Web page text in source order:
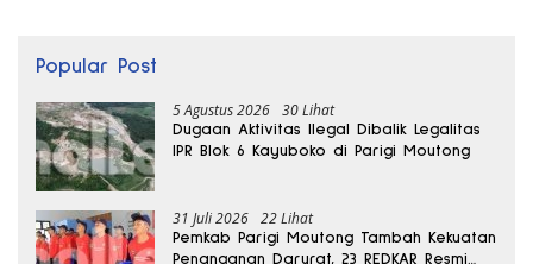
Popular Post
5 Agustus 2026 30 Lihat
Dugaan Aktivitas Ilegal Dibalik Legalitas
IPR Blok 6 Kayuboko di Parigi Moutong
31 Juli 2026 22 Lihat
Pemkab Parigi Moutong Tambah Kekuatan
Penanganan Darurat, 23 REDKAR Resmi